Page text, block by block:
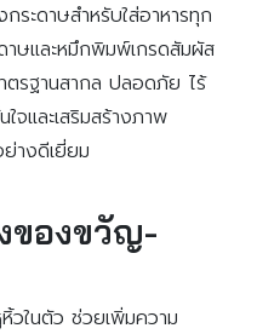
ระดาษสำหรับใส่อาหารทุก
ดาษและหมึกพิมพ์เกรดสัมผัส
ตรฐานสากล ปลอดภัย ไร้
จและเสริมสร้างภาพ
างดีเยี่ยม
ของขวัญ-
ในตัว ช่วยเพิ่มความ